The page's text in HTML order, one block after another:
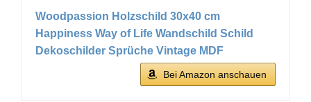
Woodpassion Holzschild 30x40 cm
Happiness Way of Life Wandschild Schild
Dekoschilder Sprüche Vintage MDF
Bei Amazon anschauen